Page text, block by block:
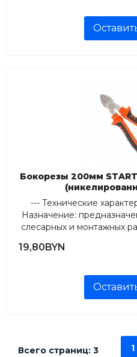
Бокорезы 200мм
--- Технические
Назначение:
слесарных и монтажных
19,80BYN
Всего страниц: 3 1